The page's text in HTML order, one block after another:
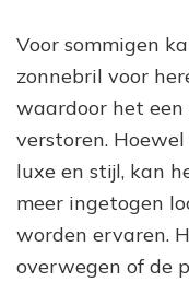
Voor sommigen
zonnebril voor
waardoor het
verstoren.
luxe en stijl, kan
meer ingetogen
worden ervaren.
overwegen of de